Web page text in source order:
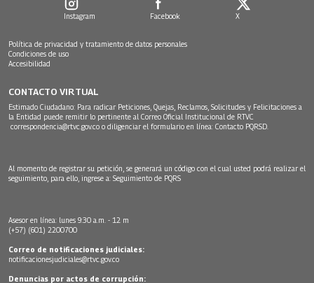
Instagram Facebook X
Política de privacidad y tratamiento de datos personales
Condiciones de uso
Accesibilidad
CONTACTO VIRTUAL
Estimado Ciudadano: Para radicar Peticiones, Quejas, Reclamos, Solicitudes y Felicitaciones a
la Entidad puede remitir lo pertinente al Correo Oficial Institucional de RTVC
correspondencia@rtvc.gov.co o diligenciar el formulario en línea: Contacto PQRSD.
Al momento de registrar su petición, se generará un código con el cual usted podrá realizar el
seguimiento, para ello, ingrese a: Seguimiento de PQRS
Asesor en línea: lunes 9:30 a.m. - 12 m
(+57) (601) 2200700
Correo de notificaciones judiciales:
notificacionesjudiciales@rtvc.gov.co
Denuncias por actos de corrupción: